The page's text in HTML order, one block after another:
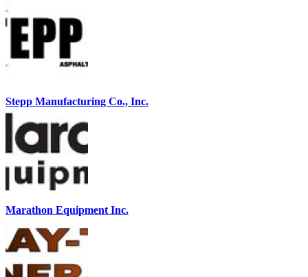
Stepp Manufacturing Co., Inc.
Marathon Equipment Inc.